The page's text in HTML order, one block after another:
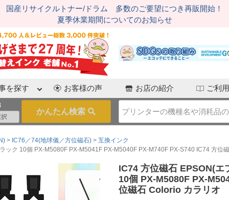
国産リサイクルトナー/ドラム 多数のご要望につき再販開始！
夏季休業期間についてのお知らせ
を探す お客様の声 お店の紹介 ご利
IC76／74(地球儀／方位磁石)
互換インク
ック 10個 PX-M5080F PX-M5041F PX-M5040F PX-M740F PX-S740 IC74 方位
IC74 方位磁石 EPSON(エ
10個 PX-M5080F PX-
位磁石 Colorio カラリオ